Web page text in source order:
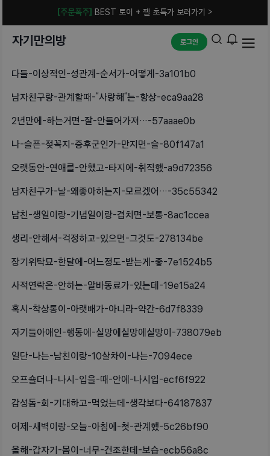
[주문폭주] BEST 토이 + 젤 초특가 보러가기 >
자기만의방 로그인
다들-이상적인-성관계-순서가-어떻게-3a101b0
남자친구랑-관계할때-“사랑해“는-항상-eca9aa28
2년만에-하는거면-잘-안들어가져…-57aaae0b
나-슬픈-젖꼭지-증후군인가-만지면-슬-80f147a1
오랫동안-연애를-안헀고-타지에-취직했-a9d72356
남자친구가-날-왜좋아하는지-모르겠어…-35c55342
남친-생일이랑-기념일이랑-겹치면-보통-8ac1ccea
생리-안해서-걱정하고-있으면-그것도-278134be
장기위탁묘-한달에-어느정도-받는게-좋-7e1524b5
사적연락은-안하는-알바동료가-있는데-19e15a24
혹시-착상통이-아랫배가-아니라-약간-6d7f8339
자기들아애인-행동에-실망에실망에실망이-738079eb
일단-나는-남친이랑-10살차이-나는-7094ece
오프숄더나-나시-입을-때-안에-나시입-ecf6f922
감성돔-회-기대하고-먹었는데-생각보다-64187837
어제-새벽이랑-오늘-아침에-첫-관계했-5c26bf90
올해-갑자기-몸이-너무-건조한데-보습-ecb56a8c